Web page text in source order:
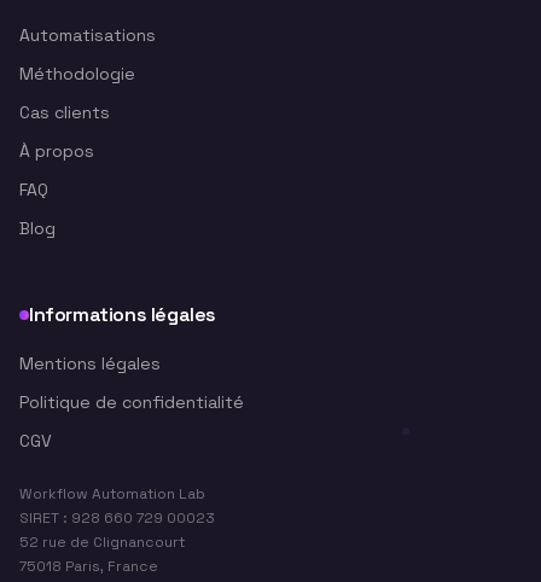
Automatisations
Méthodologie
Cas clients
À propos
FAQ
Blog
Informations légales
Mentions légales
Politique de confidentialité
CGV
Workflow Automation Lab
SIRET : 928 660 729 00023
52 rue de Clignancourt
75018 Paris, France